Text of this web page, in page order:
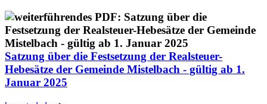
Satzung über die Festsetzung der Realsteuer-
Hebesätze der Gemeinde Mistelbach - gültig ab 1.
Januar 2025